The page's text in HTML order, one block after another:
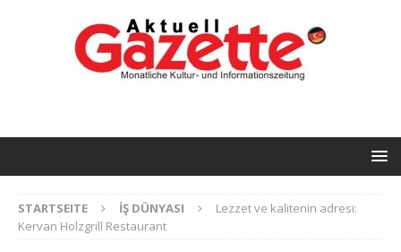
STARTSEITE İŞ DÜNYASI
Lezzet ve kalitenin adresi:
Kervan Holzgrill Restaurant